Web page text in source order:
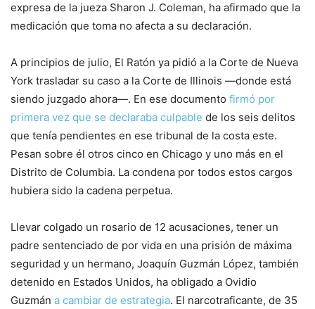
expresa de la jueza Sharon J. Coleman, ha afirmado que la
medicación que toma no afecta a su declaración.
A principios de julio, El Ratón ya pidió a la Corte de Nueva
York trasladar su caso a la Corte de Illinois —donde está
siendo juzgado ahora—. En ese documento firmó por
primera vez que se declaraba culpable de los seis delitos
que tenía pendientes en ese tribunal de la costa este.
Pesan sobre él otros cinco en Chicago y uno más en el
Distrito de Columbia. La condena por todos estos cargos
hubiera sido la cadena perpetua.
Llevar colgado un rosario de 12 acusaciones, tener un
padre sentenciado de por vida en una prisión de máxima
seguridad y un hermano, Joaquín Guzmán López, también
detenido en Estados Unidos, ha obligado a Ovidio
Guzmán a cambiar de estrategia. El narcotraficante, de 35